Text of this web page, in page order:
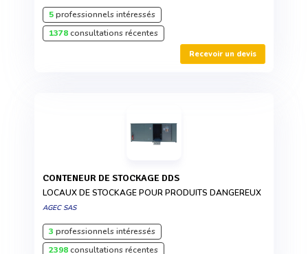
5professionnels intéressés
1378consultations récentes
Recevoir un devis
CONTENEUR DE STOCKAGE DDS
LOCAUX DE STOCKAGE POUR PRODUITS DANGEREUX
AGEC SAS
3 professionnels intéressés
2398consultations récentes